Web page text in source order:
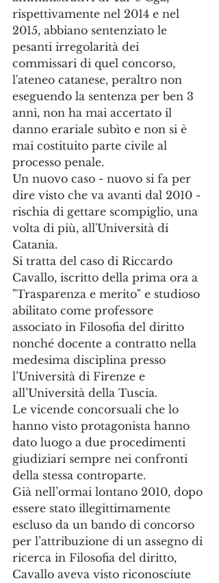
rispettivamente nel 2014 e nel
2015, abbiano sentenziato le
pesanti irregolarità dei
commissari di quel concorso,
l'ateneo catanese, peraltro non
eseguendo la sentenza per ben 3
anni, non ha mai accertato il
danno erariale subìto e non si è
mai costituito parte civile al
processo penale.
Un nuovo caso - nuovo si fa per
dire visto che va avanti dal 2010 -
rischia di gettare scompiglio, una
volta di più, all'Università di
Catania.
Si tratta del caso di Riccardo
Cavallo, iscritto della prima ora a
"Trasparenza e merito" e studioso
abilitato come professore
associato in Filosofia del diritto
nonché docente a contratto nella
medesima disciplina presso
l’Università di Firenze e
all’Università della Tuscia.
Le vicende concorsuali che lo
hanno visto protagonista hanno
dato luogo a due procedimenti
giudiziari sempre nei confronti
della stessa controparte.
Già nell’ormai lontano 2010, dopo
essere stato illegittimamente
escluso da un bando di concorso
per l’attribuzione di un assegno di
ricerca in Filosofia del diritto,
Cavallo aveva visto riconosciute